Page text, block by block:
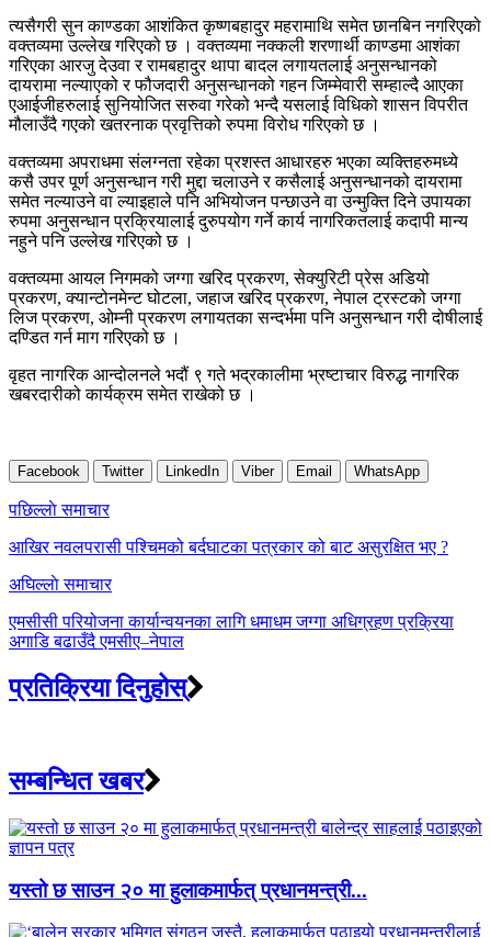
त्यसैगरी सुन काण्डका आशंकित कृष्णबहादुर महरामाथि समेत छानबिन नगरिएको
वक्तव्यमा उल्लेख गरिएको छ । वक्तव्यमा नक्कली शरणार्थी काण्डमा आशंका
गरिएका आरजु देउवा र रामबहादुर थापा बादल लगायतलाई अनुसन्धानको
दायरामा नल्याएको र फौजदारी अनुसन्धानको गहन जिम्मेवारी सम्हाल्दै आएका
एआईजीहरुलाई सुनियोजित सरुवा गरेको भन्दै यसलाई विधिको शासन विपरीत
मौलाउँदै गएको खतरनाक प्रवृत्तिको रुपमा विरोध गरिएको छ ।
वक्तव्यमा अपराधमा संलग्नता रहेका प्रशस्त आधारहरु भएका व्यक्तिहरुमध्ये
कसै उपर पूर्ण अनुसन्धान गरी मुद्दा चलाउने र कसैलाई अनुसन्धानको दायरामा
समेत नल्याउने वा ल्याइहाले पनि अभियोजन पन्छाउने वा उन्मुक्ति दिने उपायका
रुपमा अनुसन्धान प्रक्रियालाई दुरुपयोग गर्ने कार्य नागरिकतलाई कदापी मान्य
नहुने पनि उल्लेख गरिएको छ ।
वक्तव्यमा आयल निगमको जग्गा खरिद प्रकरण, सेक्युरिटी प्रेस अडियो
प्रकरण, क्यान्टोनमेन्ट घोटला, जहाज खरिद प्रकरण, नेपाल ट्रस्टको जग्गा
लिज प्रकरण, ओम्नी प्रकरण लगायतका सन्दर्भमा पनि अनुसन्धान गरी दोषीलाई
दण्डित गर्न माग गरिएको छ ।
वृहत नागरिक आन्दोलनले भदौं ९ गते भद्रकालीमा भ्रष्टाचार विरुद्ध नागरिक
खबरदारीको कार्यक्रम समेत राखेको छ ।
Facebook Twitter LinkedIn Viber Email WhatsApp
Post
navigation
पछिल्लाे समाचार
आखिर नवलपरासी पश्चिमको बर्दघाटका पत्रकार को बाट असुरक्षित भए ?
अघिल्लाे समाचार
एमसीसी परियोजना कार्यान्वयनका लागि धमाधम जग्गा अधिग्रहण प्रक्रिया
अगाडि बढाउँदै एमसीए–नेपाल
प्रतिक्रिया दिनुहोस्
सम्बन्धित खबर
यस्तो छ साउन २० मा हुलाकमार्फत् प्रधानमन्त्री...